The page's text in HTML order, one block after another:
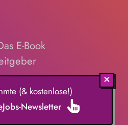
E-Book
(& kostenlose!)
Newsletter